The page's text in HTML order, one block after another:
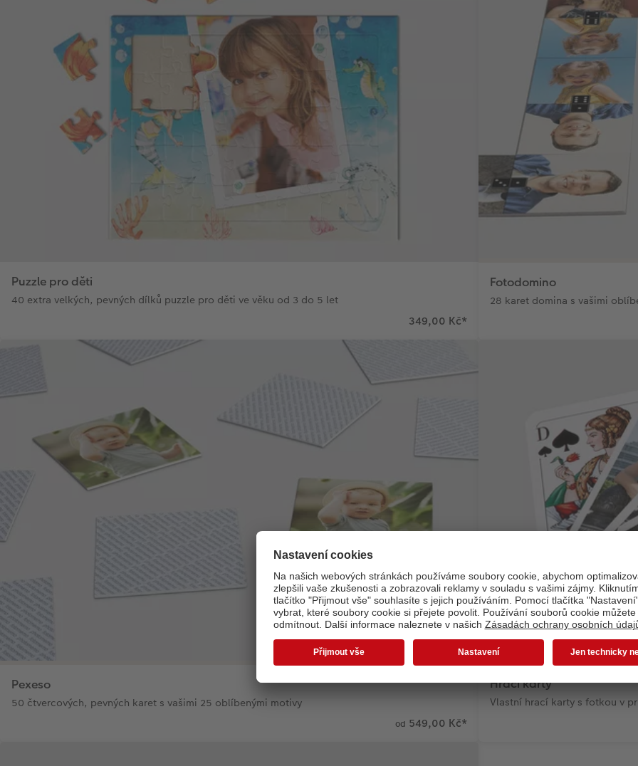
Puzzle pro děti
40 extra velkých, pevných dílků puzzle pro děti ve věku od 3 do 5 let
349,00 Kč*
Fotodomino
28 karet domina s vašimi
Pexeso
50 čtvercových, pevných karet s vašimi 25 oblíbenými motivy
od 549,00 Kč*
Hrací karty
Vlastní hrací karty s fotkou v